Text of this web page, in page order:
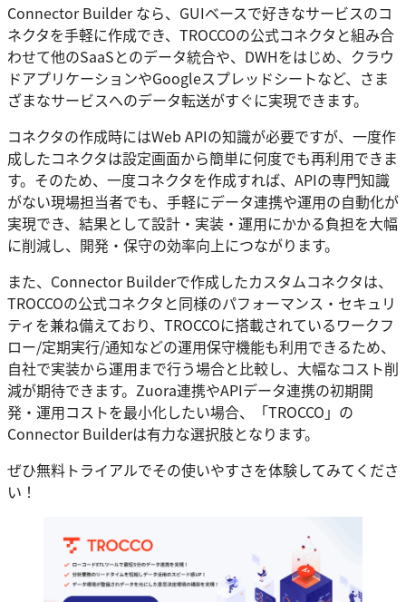
Connector Builder なら、GUIベースで好きなサービスのコ
ネクタを手軽に作成でき、TROCCOの公式コネクタと組み合
わせて他のSaaSとのデータ統合や、DWHをはじめ、クラウ
ドアプリケーションやGoogleスプレッドシートなど、さま
ざまなサービスへのデータ転送がすぐに実現できます。
コネクタの作成時にはWeb APIの知識が必要ですが、一度作
成したコネクタは設定画面から簡単に何度でも再利用できま
す。そのため、一度コネクタを作成すれば、APIの専門知識
がない現場担当者でも、手軽にデータ連携や運用の自動化が
実現でき、結果として設計・実装・運用にかかる負担を大幅
に削減し、開発・保守の効率向上につながります。
また、Connector Builderで作成したカスタムコネクタは、
TROCCOの公式コネクタと同様のパフォーマンス・セキュリ
ティを兼ね備えており、TROCCOに搭載されているワークフ
ロー/定期実行/通知などの運用保守機能も利用できるため、
自社で実装から運用まで行う場合と比較し、大幅なコスト削
減が期待できます。Zuora連携やAPIデータ連携の初期開
発・運用コストを最小化したい場合、「TROCCO」の
Connector Builderは有力な選択肢となります。
ぜひ無料トライアルでその使いやすさを体験してみてくださ
い！